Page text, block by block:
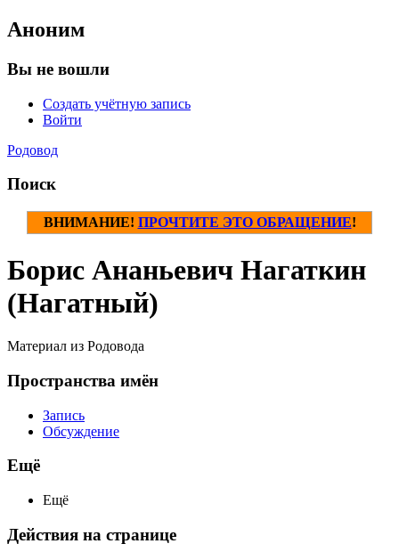
Аноним
Вы не вошли
Создать учётную запись
Войти
Родовод
Поиск
ВНИМАНИЕ! ПРОЧТИТЕ ЭТО ОБРАЩЕНИЕ!
Борис Ананьевич Нагаткин
(Нагатный)
Материал из Родовода
Пространства имён
Запись
Обсуждение
Ещё
Ещё
Действия на странице